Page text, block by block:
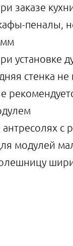
заказе
пеналы,
установке
стенка не
антресолях с
модулей